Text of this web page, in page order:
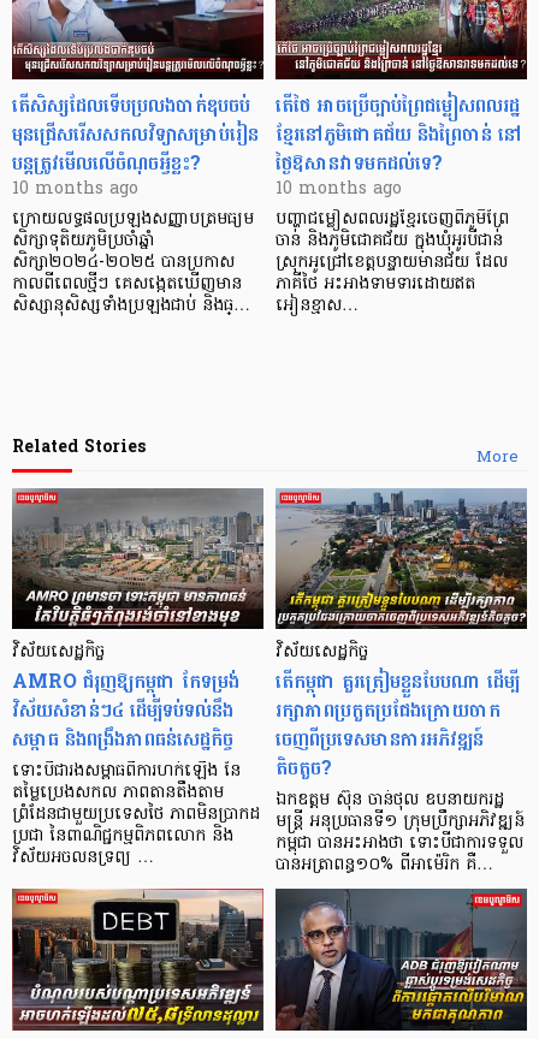
តើសិស្សដែលទើបប្រលងបាក់ឌុបចប់
មុនជ្រើសរើសសកលវិទ្យាសម្រាប់រៀន
បន្តត្រូវមើលលើចំណុចអ្វីខ្លះ?
10 months ago
ក្រោយលទ្ធផលប្រឡងសញ្ញាបត្រមធ្យម
សិក្សាទុតិយភូមិប្រចាំឆ្នាំ
សិក្សា២០២៤-២០២៥ បានប្រកាស
កាលពីពេលថ្មីៗ គេសង្កេតឃើញមាន
សិស្សានុសិស្សទាំងប្រឡងជាប់ និងធ្…
តើថៃ អាចប្រើច្បាប់ព្រៃជម្លៀសពលរដ្ឋ
ខ្មែរនៅភូមិជោគជ័យ និងព្រៃចាន់ នៅ
ថ្ងៃឱសានវាទមកដល់ទេ?
10 months ago
បញ្ហាជម្លៀសពលរដ្ឋខ្មែរចេញពីភូមិព្រៃ
ចាន់ និងភូមិជោគជ័យ ក្នុងឃុំអូរបីជាន់
ស្រុកអូជ្រៅខេត្តបន្ទាយមានជ័យ ដែល
ភាគីថៃ អះអាងទាមទារដោយឥត
អៀនខ្មាស…
More
Related Stories
វិស័យសេដ្ឋកិច្ច
AMRO ជំរុញ​ឱ្យ​កម្ពុជា កែទម្រង់
វិស័យសំខាន់ៗ៤ ដើម្បីទប់ទល់នឹង
សម្ពាធ និងពង្រឹងភាពធន់សេដ្ឋកិច្ច
ទោះបីជារងសម្ពាធពីការហក់ឡើង នៃ
តម្លៃប្រេងសកល ភាពតានតឹងតាម
ព្រំដែនជាមួយប្រទេសថៃ ភាព​មិនប្រាកដ
ប្រជា នៃពាណិជ្ជកម្មពិភពលោក និង
វិស័យអចលនទ្រព្យ …
វិស័យសេដ្ឋកិច្ច
តើកម្ពុជា គួរត្រៀមខ្លួនបែបណា ដើម្បី
រក្សាភាពប្រកួតប្រជែងក្រោយចាក
ចេញពីប្រទេសមានការអភិវឌ្ឍន៍
តិចតួច?
ឯកឧត្តម ស៊ុន ចាន់ថុល ឧបនាយករដ្ឋ
មន្ត្រី អនុប្រធានទី១ ក្រុមប្រឹក្សាអភិវឌ្ឍន៍
កម្ពុជា បានអះអាងថា ទោះបីជាការទទួល
បានអត្រាពន្ធ១០% ពីអាម៉េរិក គឺ…